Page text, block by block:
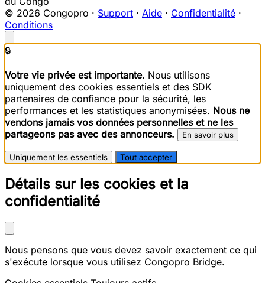
© 2026 Congopro · Support · Aide · Confidentialité ·
Conditions
🔒
Votre vie privée est importante. Nous utilisons
uniquement des cookies essentiels et des SDK
partenaires de confiance pour la sécurité, les
performances et les statistiques anonymisées. Nous ne
vendons jamais vos données personnelles et ne les
partageons pas avec des annonceurs.
En savoir plus
Uniquement les essentiels Tout accepter
Détails sur les cookies et la
confidentialité
Nous pensons que vous devez savoir exactement ce qui
s'exécute lorsque vous utilisez Congopro Bridge.